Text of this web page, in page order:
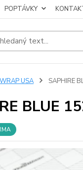
POPTÁVKY
USA SAPHIRE
BLUE